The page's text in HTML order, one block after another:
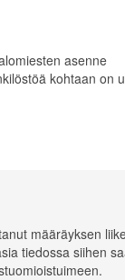
asenne
kohtaan on
määräyksen
tiedossa siihen